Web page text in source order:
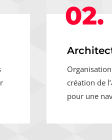
02.
création de
pour une